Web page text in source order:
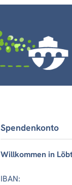
Spendenkonto
Willkommen in
IBAN: